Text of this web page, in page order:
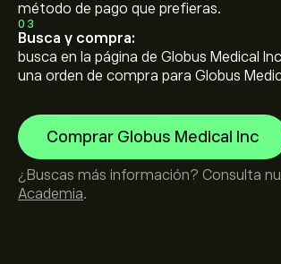
método de pago que prefieras.
03
Busca y compra:
busca en la página de Globus Medical
una orden de compra para Globus
Comprar Globus Medical Inc
¿Buscas más información? Consulta
Academia.